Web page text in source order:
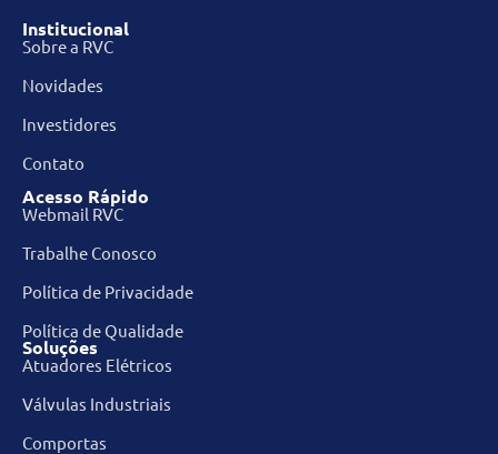
Institucional
Sobre a RVC
Novidades
Investidores
Contato
Acesso Rápido
Webmail RVC
Trabalhe Conosco
Política de Privacidade
Política de Qualidade
Soluções
Atuadores Elétricos
Válvulas Industriais
Comportas